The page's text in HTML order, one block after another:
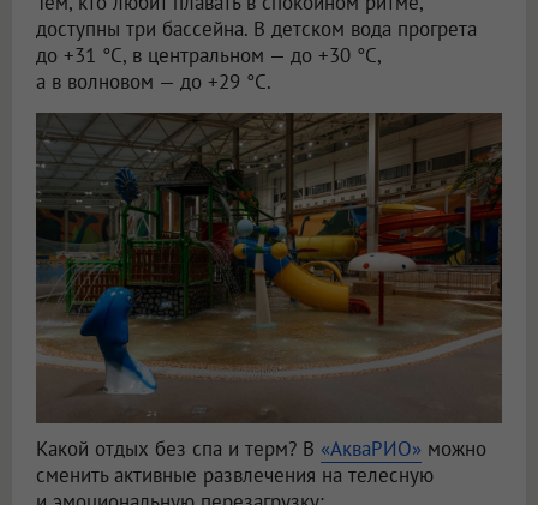
доступны три бассейна. В детском вода прогрета
до +31 °C, в центральном — до +30 °C,
а в волновом — до +29 °C.
Какой отдых без спа и терм? В «АкваРИО» можно
сменить активные развлечения на телесную